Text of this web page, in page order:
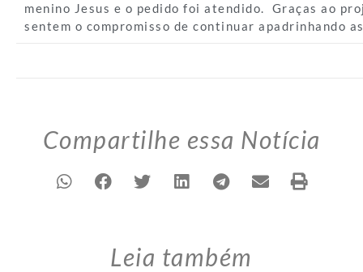
menino Jesus e o pedido foi atendido. Graças ao
sentem o compromisso de continuar apadrinhando
Compartilhe essa Notícia
Leia também